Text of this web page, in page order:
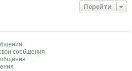
Перейти
сообщения